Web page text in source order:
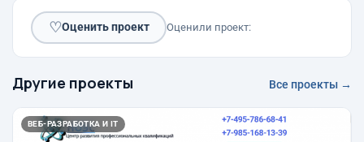
♡Оценить проект Оценили проект:
Другие проекты Все проекты →
ВЕБ-РАЗРАБОТКА И IT